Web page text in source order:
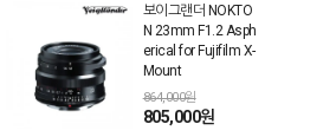
보이그랜더 NOKTO
N 23mm F1.2 Asph
erical for Fujifilm X-
Mount
864,000원
805,000원